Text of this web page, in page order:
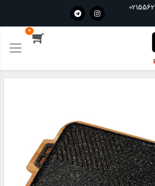
0